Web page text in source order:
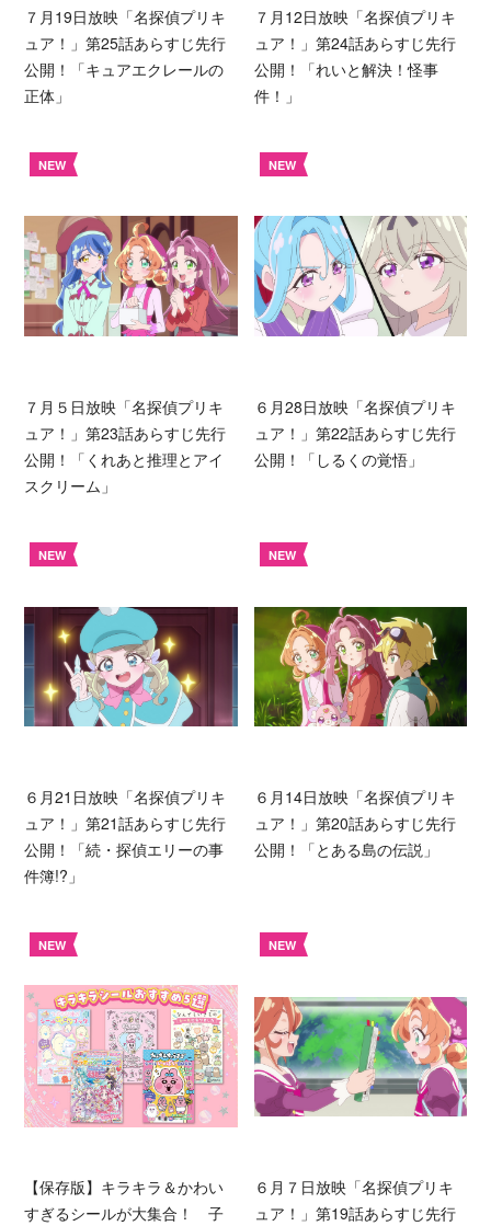
７月19日放映「名探偵プリキ
ュア！」第25話あらすじ先行
公開！「キュアエクレールの
正体」
７月12日放映「名探偵プリキ
ュア！」第24話あらすじ先行
公開！「れいと解決！怪事
件！」
NEW
７月５日放映「名探偵プリキ
ュア！」第23話あらすじ先行
公開！「くれあと推理とアイ
スクリーム」
NEW
６月28日放映「名探偵プリキ
ュア！」第22話あらすじ先行
公開！「しるくの覚悟」
NEW
６月21日放映「名探偵プリキ
ュア！」第21話あらすじ先行
公開！「続・探偵エリーの事
件簿!?」
NEW
６月14日放映「名探偵プリキ
ュア！」第20話あらすじ先行
公開！「とある島の伝説」
NEW
【保存版】キラキラ＆かわい
すぎるシールが大集合！ 子
NEW
６月７日放映「名探偵プリキ
ュア！」第19話あらすじ先行